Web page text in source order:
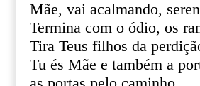
Mãe, vai acalmando,
Termina com o ódio, os
Tira Teus filhos da
Tu és Mãe e também a